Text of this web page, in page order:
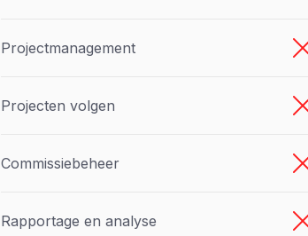
Projectmanagement
Projecten volgen
Commissiebeheer
Rapportage en analyse